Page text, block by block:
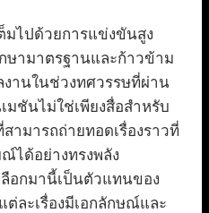
มไปด้วยการแข่งขันสูง
กษามาตรฐานและก้าวข้าม
งานในช่วงทศวรรษที่ผ่าน
มชันไม่ใช่เพียงสื่อสำหรับ
ามารถถ่ายทอดเรื่องราวที่
ได้อย่างทรงพลัง
อกมานี้เป็นตัวแทนของ
ต่ละเรื่องมีเอกลักษณ์และ